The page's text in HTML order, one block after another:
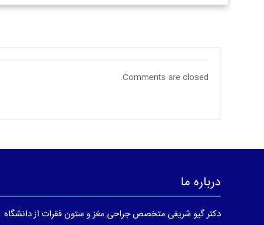
Comments are closed.
درباره ما
دکتر گیو شریفی متخصص جراحی مغز و ستون فقرات از دانشگاه